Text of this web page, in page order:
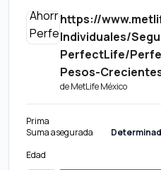
https://
Individuales/
PerfectLife/
Pesos-
deMetLife México
Prima
Suma asegurada
Edad